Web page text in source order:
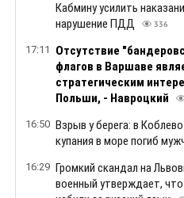
Кабмину усилить
нарушение ПДД
336
17:11
Отсутствие
флагов в Варшаве
стратегическим
Польши, - Навроцкий
16:50 Взрыв у берега: в
купания в море погиб
16:29 Громкий скандал на
военный утверждает,